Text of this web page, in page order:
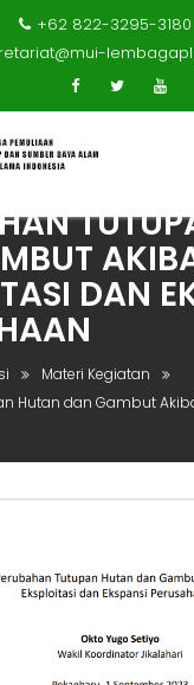
+62 822-3295-3180
DAN
Materi Kegiatan
Hutan dan Gambut